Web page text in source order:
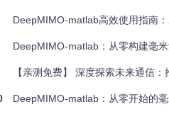
))
DeepMIMO-matlab高效使用指南
DeepMIMO-matlab：从零构建毫
【亲测免费】 深度探索未来通信：推荐
DeepMIMO-matlab：从零开始的